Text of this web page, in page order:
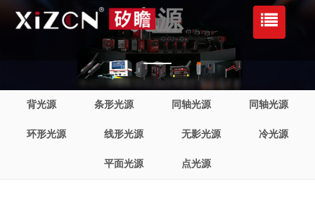
光源
背光源 条形光源 同轴光源 同轴光源
环形光源 线形光源 无影光源 冷光源
平面光源 点光源